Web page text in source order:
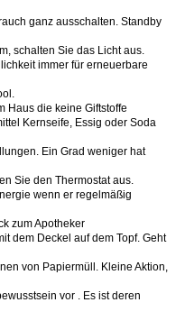
ganz ausschalten. Standby
schalten Sie das Licht aus.
immer für erneuerbare
Haus die keine Giftstoffe
Kernseife, Essig oder Soda
Ein Grad weniger hat
Sie den Thermostat aus.
wenn er regelmäßig
zum Apotheker
dem Deckel auf dem Topf. Geht
von Papiermüll. Kleine Aktion,
vor . Es ist deren